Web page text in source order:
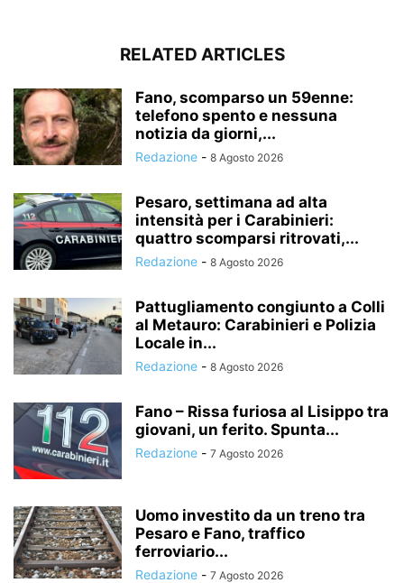
RELATED ARTICLES
Fano, scomparso un 59enne:
telefono spento e nessuna
notizia da giorni,...
Redazione - 8 Agosto 2026
Pesaro, settimana ad alta
intensità per i Carabinieri:
quattro scomparsi ritrovati,...
Redazione - 8 Agosto 2026
Pattugliamento congiunto a Colli
al Metauro: Carabinieri e Polizia
Locale in...
Redazione - 8 Agosto 2026
Fano – Rissa furiosa al Lisippo tra
giovani, un ferito. Spunta...
Redazione - 7 Agosto 2026
Uomo investito da un treno tra
Pesaro e Fano, traffico
ferroviario...
Redazione - 7 Agosto 2026